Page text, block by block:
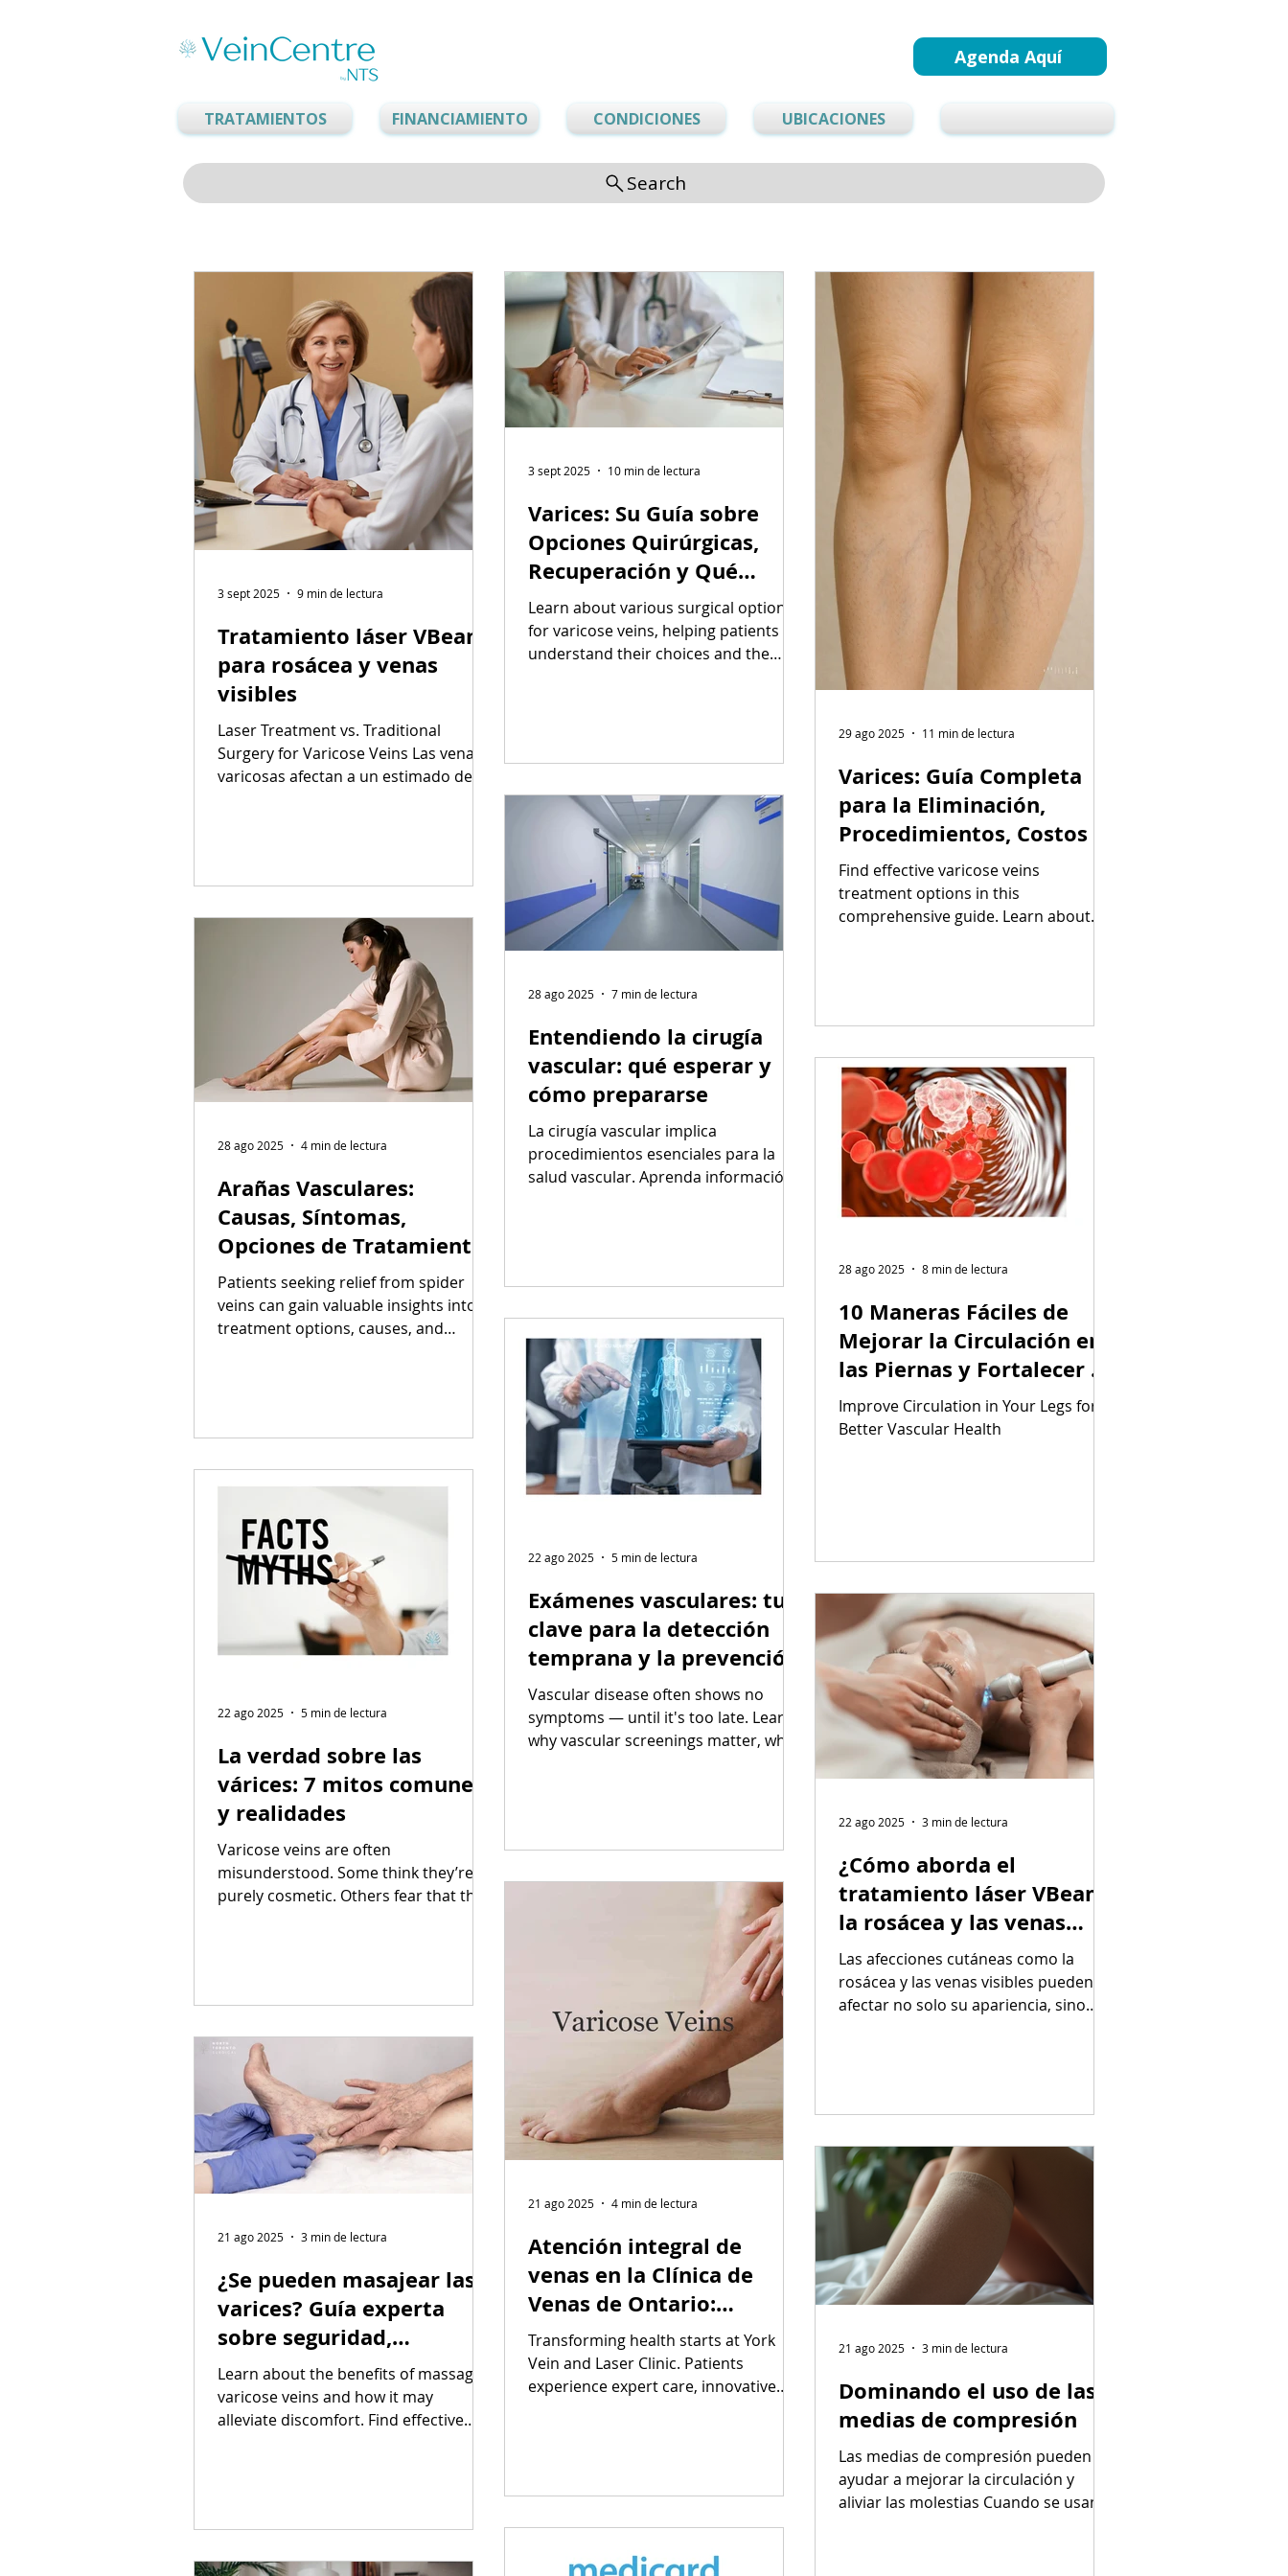
Agenda Aquí
TRATAMIENTOS FINANCIAMIENTO CONDICIONES UBICACIONES
Search
Tratamiento láser VBeam
para rosácea y venas
visibles
Laser Treatment vs. Traditional
Surgery for Varicose Veins Las venas
varicosas afectan a un estimado de
3 sept 2025 9 min de lectura
Varices: Su Guía sobre
Opciones Quirúrgicas,
Recuperación y Qué
Esperar
Learn about various surgical options
for varicose veins, helping patients
understand their choices and the
3 sept 2025 10 min de lectura
Varices: Guía Completa
para la Eliminación,
Procedimientos, Costos y
Cuidado en el Hogar
Find effective varicose veins
treatment options in this
comprehensive guide. Learn about
29 ago 2025 11 min de lectura
Arañas Vasculares:
Causas, Síntomas,
Opciones de Tratamiento
y Guía de Prevención
Patients seeking relief from spider
veins can gain valuable insights into
treatment options, causes, and
28 ago 2025 4 min de lectura
Entendiendo la cirugía
vascular: qué esperar y
cómo prepararse
La cirugía vascular implica
procedimientos esenciales para la
salud vascular. Aprenda información
28 ago 2025 7 min de lectura
10 Maneras Fáciles de
Mejorar la Circulación en
las Piernas y Fortalecer tu
Salud Vascular
Improve Circulation in Your Legs for
Better Vascular Health
28 ago 2025 8 min de lectura
La verdad sobre las
várices: 7 mitos comunes
y realidades
Varicose veins are often
misunderstood. Some think they’re
purely cosmetic. Others fear that they
22 ago 2025 5 min de lectura
Exámenes vasculares: tu
clave para la detección
temprana y la prevención
Vascular disease often shows no
symptoms — until it's too late. Learn
why vascular screenings matter, who
22 ago 2025 5 min de lectura
¿Cómo aborda el
tratamiento láser VBeam
la rosácea y las venas
visibles?
Las afecciones cutáneas como la
rosácea y las venas visibles pueden
afectar no solo su apariencia, sino
22 ago 2025 3 min de lectura
¿Se pueden masajear las
varices? Guía experta
sobre seguridad,
beneficios y tratamientos.
Learn about the benefits of massaging
varicose veins and how it may
alleviate discomfort. Find effective
21 ago 2025 3 min de lectura
Atención integral de
venas en la Clínica de
Venas de Ontario:
tratamientos, afecciones
y apoyo al paciente
Transforming health starts at York
Vein and Laser Clinic. Patients
experience expert care, innovative
21 ago 2025 4 min de lectura
Dominando el uso de las
medias de compresión
Las medias de compresión pueden
ayudar a mejorar la circulación y
aliviar las molestias Cuando se usan
21 ago 2025 3 min de lectura